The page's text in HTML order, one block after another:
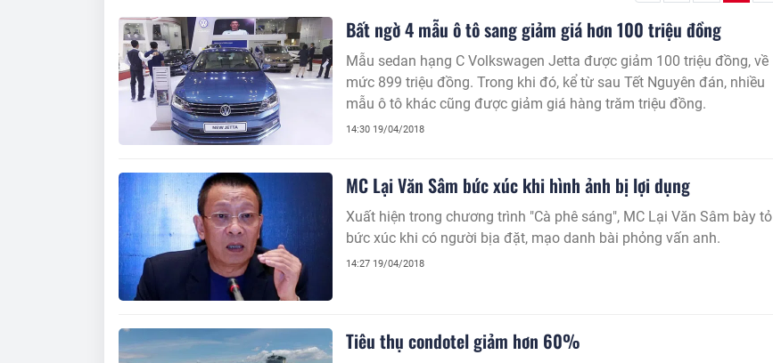
Bất ngờ 4 mẫu ô tô sang giảm giá hơn 100 triệu đồng
Mẫu sedan hạng C Volkswagen Jetta được giảm 100 triệu đồng, về
mức 899 triệu đồng. Trong khi đó, kể từ sau Tết Nguyên đán, nhiều
mẫu ô tô khác cũng được giảm giá hàng trăm triệu đồng.
14:30 19/04/2018
MC Lại Văn Sâm bức xúc khi hình ảnh bị lợi dụng
Xuất hiện trong chương trình "Cà phê sáng", MC Lại Văn Sâm bày tỏ
bức xúc khi có người bịa đặt, mạo danh bài phỏng vấn anh.
14:27 19/04/2018
Tiêu thụ condotel giảm hơn 60%